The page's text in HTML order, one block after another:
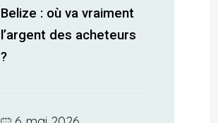
Belize : où va vraiment
l’argent des acheteurs
?